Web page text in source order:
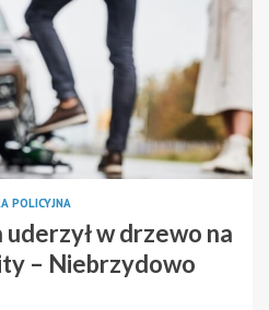
POLICYJNA
w drzewo na
– Niebrzydowo